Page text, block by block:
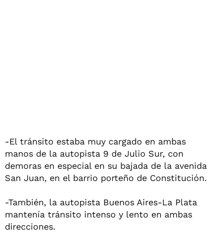
-El tránsito estaba muy cargado en ambas
manos de la autopista 9 de Julio Sur, con
demoras en especial en su bajada de la avenida
San Juan, en el barrio porteño de Constitución.
-También, la autopista Buenos Aires-La Plata
mantenía tránsito intenso y lento en ambas
direcciones.